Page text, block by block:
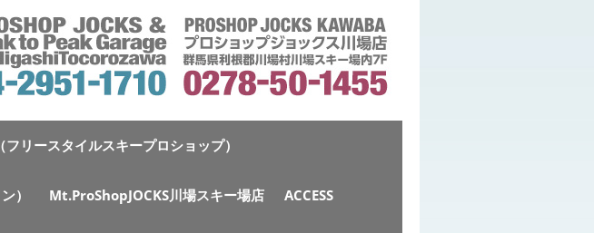
フリースタイルスキープロショップ）
） Mt.ProShopJOCKS川場スキー場店 ACCESS